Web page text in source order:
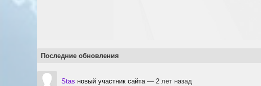
Последние обновления
Stas новый участник сайта — 2 лет назад